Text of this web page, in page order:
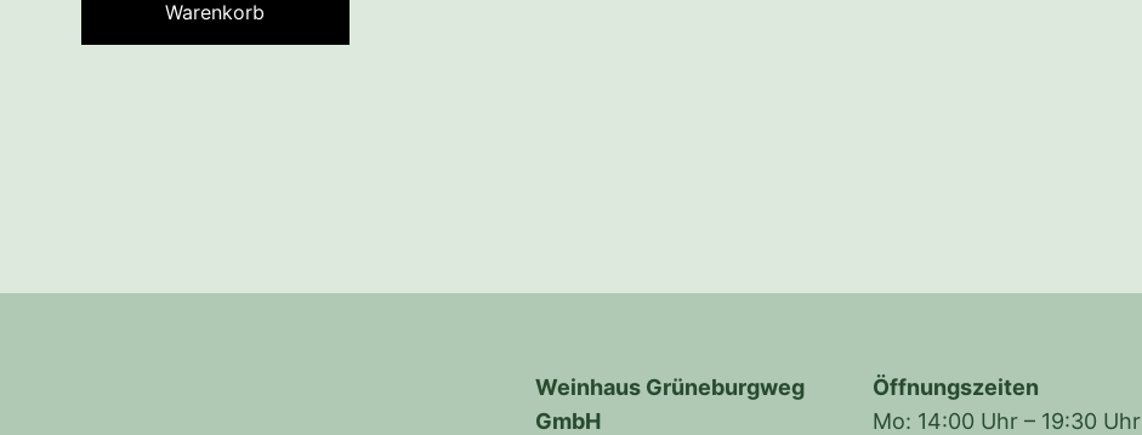
Warenkorb
Weinhaus Grüneburgweg
GmbH
Öffnungszeiten
Mo: 14:00 Uhr – 19:30 Uhr